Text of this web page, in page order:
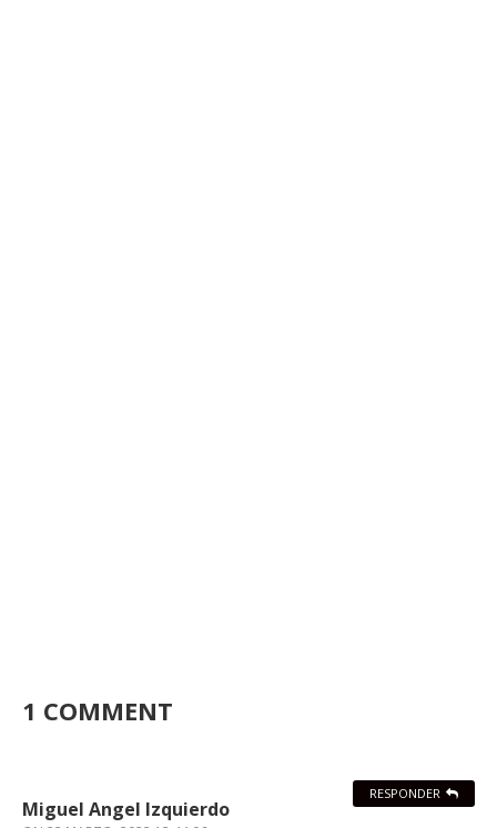
1 COMMENT
Miguel Angel Izquierdo
RESPONDER